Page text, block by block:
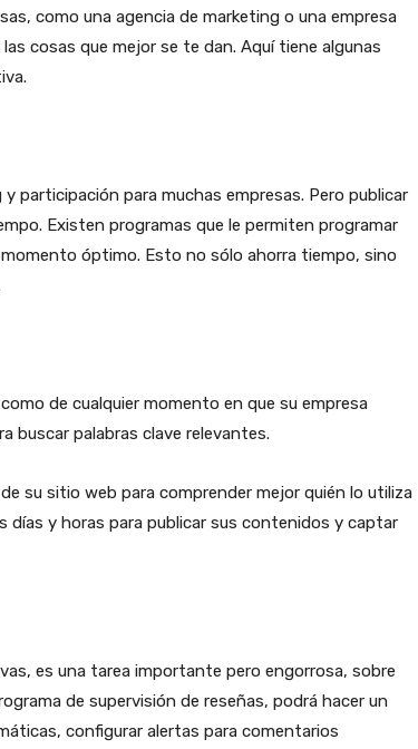
como una agencia de marketing o una empresa
cosas que mejor se te dan. Aquí tiene algunas
participación para muchas empresas. Pero publicar
Existen programas que le permiten programar
óptimo. Esto no sólo ahorra tiempo, sino
de cualquier momento en que su empresa
buscar palabras clave relevantes.
su sitio web para comprender mejor quién lo utiliza
días y horas para publicar sus contenidos y captar
es una tarea importante pero engorrosa, sobre
de supervisión de reseñas, podrá hacer un
configurar alertas para comentarios